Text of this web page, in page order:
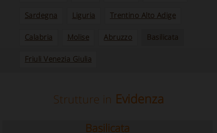
Sardegna Liguria Trentino Alto Adige
Calabria Molise Abruzzo Basilicata
Friuli Venezia Giulia
Strutture in Evidenza
Basilicata